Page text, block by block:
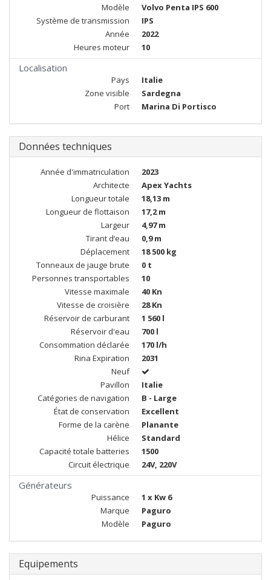
Modèle
Volvo Penta IPS 600
Système de transmission
IPS
Année
2022
Heures moteur
10
Localisation
Pays
Italie
Zone visible
Sardegna
Port
Marina Di Portisco
Données techniques
Année d'immatriculation
2023
Architecte
Apex Yachts
Longueur totale
18,13 m
Longueur de flottaison
17,2 m
Largeur
4,97 m
Tirant d’eau
0,9 m
Déplacement
18 500 kg
Tonneaux de jauge brute
0 t
Personnes transportables
10
Vitesse maximale
40 Kn
Vitesse de croisière
28 Kn
Réservoir de carburant
1 560 l
Réservoir d'eau
700 l
Consommation déclarée
170 l/h
Rina Expiration
2031
Neuf
Pavillon
Italie
Catégories de navigation
B - Large
État de conservation
Excellent
Forme de la carène
Planante
Hélice
Standard
Capacité totale batteries
1500
Circuit électrique
24V, 220V
Générateurs
Puissance
1 x Kw 6
Marque
Paguro
Modèle
Paguro
Equipements